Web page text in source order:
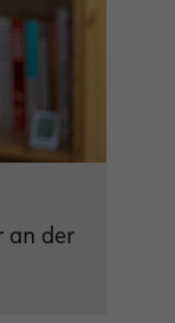
an der